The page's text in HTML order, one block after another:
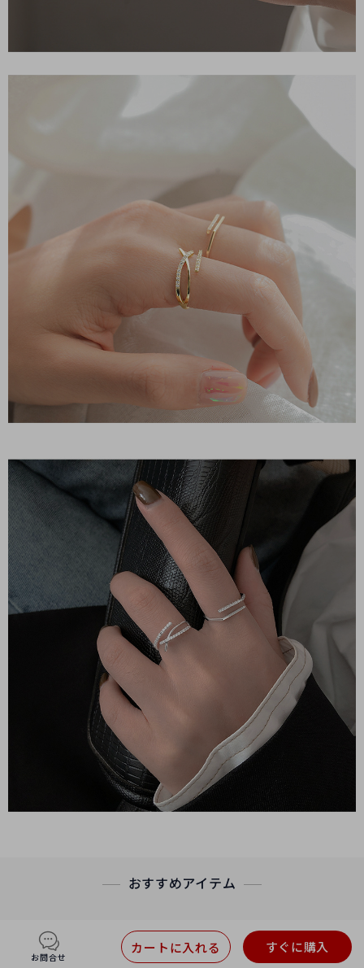
おすすめアイテム
お問合せ
すぐに購入
カートに入れる